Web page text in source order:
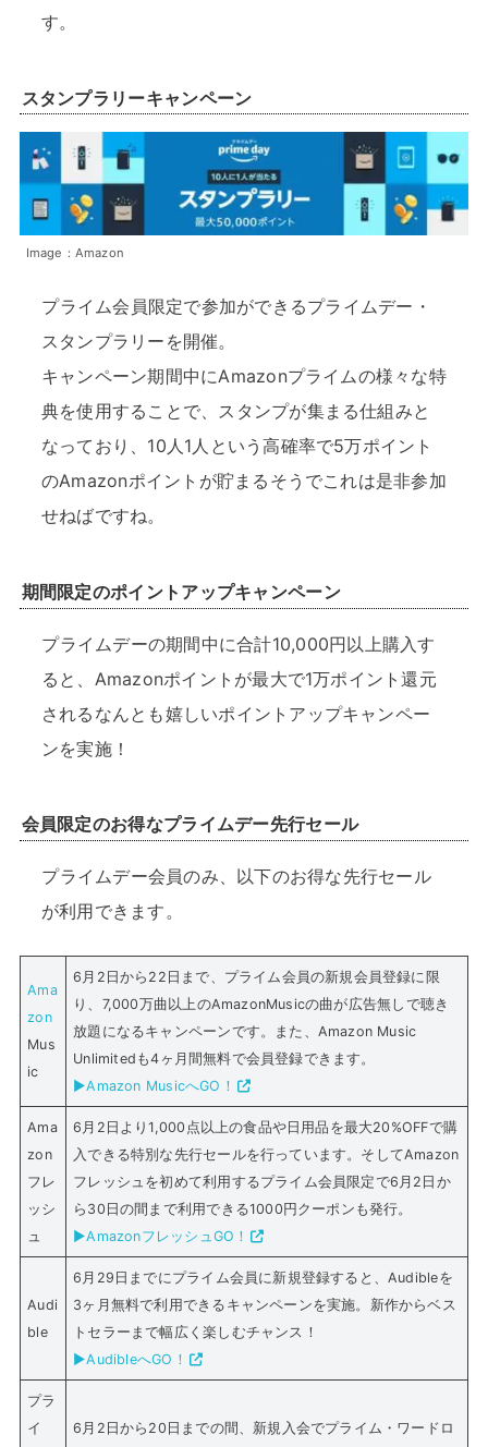
す。
スタンプラリーキャンペーン
Image：Amazon
プライム会員限定で参加ができるプライムデー・
スタンプラリーを開催。
キャンペーン期間中にAmazonプライムの様々な特
典を使用することで、スタンプが集まる仕組みと
なっており、10人1人という高確率で5万ポイント
のAmazonポイントが貯まるそうでこれは是非参加
せねばですね。
期間限定のポイントアップキャンペーン
プライムデーの期間中に合計10,000円以上購入す
ると、Amazonポイントが最大で1万ポイント還元
されるなんとも嬉しいポイントアップキャンペー
ンを実施！
会員限定のお得なプライムデー先行セール
プライムデー会員のみ、以下のお得な先行セール
が利用できます。
Ama
zon
Mus
ic
6月2日から22日まで、プライム会員の新規会員登録に限
り、7,000万曲以上のAmazonMusicの曲が広告無しで聴き
放題になるキャンペーンです。また、Amazon Music
Unlimitedも4ヶ月間無料で会員登録できます。
▶Amazon MusicへGO！
Ama
zon
フレ
ッシ
ュ
6月2日より1,000点以上の食品や日用品を最大20%OFFで購
入できる特別な先行セールを行っています。そしてAmazon
フレッシュを初めて利用するプライム会員限定で6月2日か
ら30日の間まで利用できる1000円クーポンも発行。
▶AmazonフレッシュGO！
Audi
ble
6月29日までにプライム会員に新規登録すると、Audibleを
3ヶ月無料で利用できるキャンペーンを実施。新作からベス
トセラーまで幅広く楽しむチャンス！
▶AudibleへGO！
プラ
イ
6月2日から20日までの間、新規入会でプライム・ワードロ